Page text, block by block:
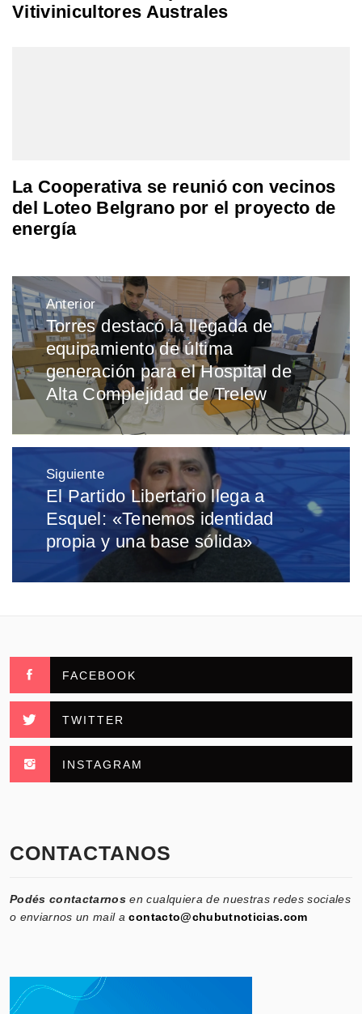
Vitivinicultores Australes
La Cooperativa se reunió con vecinos
del Loteo Belgrano por el proyecto de
energía
Navegación
de
entradas
Anterior
Entrada
anterior:
Torres destacó la llegada de
equipamiento de última
generación para el Hospital de
Alta Complejidad de Trelew
Siguiente
Entrada
siguiente:
El Partido Libertario llega a
Esquel: «Tenemos identidad
propia y una base sólida»
FACEBOOK
TWITTER
INSTAGRAM
CONTACTANOS
Podés contactarnos en cualquiera de nuestras redes sociales
o enviarnos un mail acontacto@chubutnoticias.com